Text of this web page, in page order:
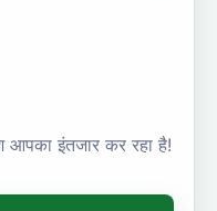
आपका इंतजार कर रहा है!